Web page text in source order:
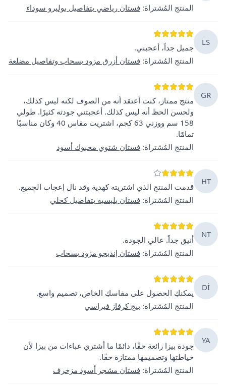
المنتج المُشتراة: فستان رياضي بتفاصيل بوليرو سوداء
LS
جميل جداً، أعجبني.
المنتج المُشتراة: فستان أزرق مزود بسحاب وتفاصيل مضلعة
GR
منتج ممتاز، كنت أعتقد أنه من الصوف لكنه ليس كذلك،
ولحسن الحظ أنه ليس كذلك. أعجبتني جودته كثيرًا. طولي
158 سم ووزني 63 كجم، اشتريت مقاس 40 وكان مناسبًا
تمامًا.
المنتج المُشتراة: فستان شتوي محبوك أسود
HT
قدمت المنتج الذي اشتريته كهدية وقد نال إعجاب الجميع.
المنتج المُشتراة: فستان بليسيه بتفاصيل كحلي
NT
أنيق جداً. عالي الجودة.
المنتج المُشتراة: فستان إنديجو مزود بسحاب
Dİ
يمكنكِ الحصول على مقاسكِ الخاص، تصميم واسع.
المنتج المُشتراة: بيج كرفاز فيراسي
YA
جودة بيزا رائعة حقًا، دائمًا ما أشتري عباءات من بيزا لأن
خياطتها وتصميمها ممتازة حقًا.
المنتج المُشتراة: فستان مشجر أسود مزخرف